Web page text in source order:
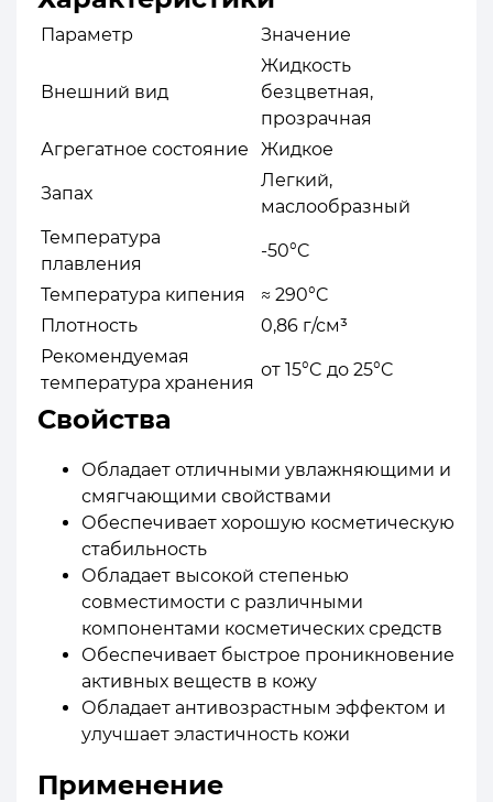
Параметр Значение
Внешний вид
Жидкость
безцветная,
прозрачная
Агрегатное состояние
Жидкое
Запах
Легкий,
маслообразный
Температура
плавления
-50°C
Температура кипения
≈ 290°C
Плотность
0,86 г/см³
Рекомендуемая
температура хранения
от 15°C до 25°C
Свойства
Обладает отличными увлажняющими и
смягчающими свойствами
Обеспечивает хорошую косметическую
стабильность
Обладает высокой степенью
совместимости с различными
компонентами косметических средств
Обеспечивает быстрое проникновение
активных веществ в кожу
Обладает антивозрастным эффектом и
улучшает эластичность кожи
Применение